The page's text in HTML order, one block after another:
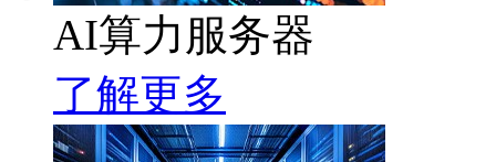
AI算力服务器
了解更多